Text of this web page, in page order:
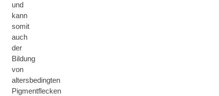
und
kann
somit
auch
der
Bildung
von
altersbedingten
Pigmentflecken